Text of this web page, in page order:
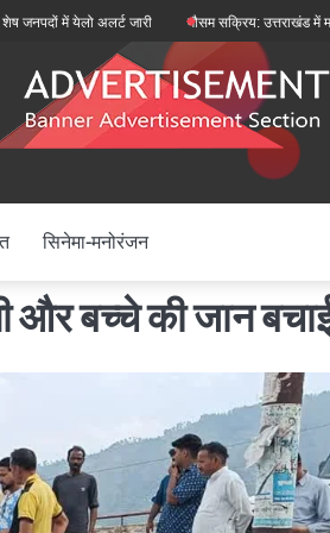
येलो अलर्ट जारी मौसम सक्रिय: उत्तराखंड में मानसून
सिनेमा-मनोरंजन
और बच्चे की जान